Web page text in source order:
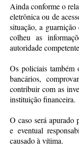
Ainda conforme o
eletrônica ou de
situação, a
colheu as
autoridade
Os policiais também
bancários,
contribuir com as
instituição financeira.
O caso será apurado
e eventual
causado à vítima.